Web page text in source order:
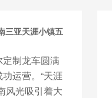
三亚天涯小镇五
制龙车圆满
运营。“天涯
风光吸引着大